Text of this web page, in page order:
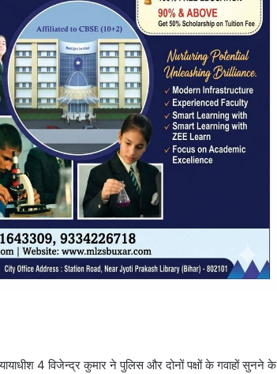
4 विजेन्द्र कुमार ने पुलिस और दोनों पक्षों के गवाहों सुनने के